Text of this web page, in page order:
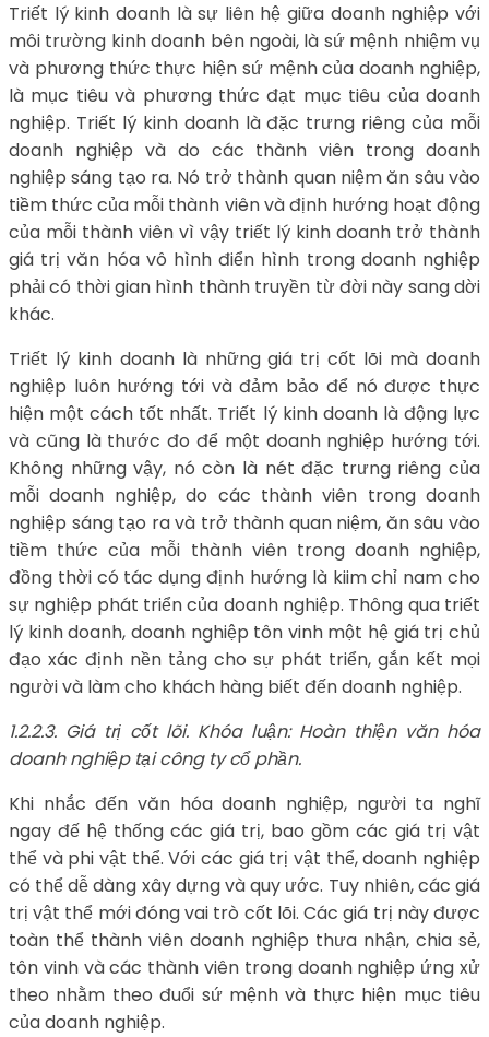
Triết lý kinh doanh là sự liên hệ giữa doanh nghiệp với
môi trường kinh doanh bên ngoài, là sứ mệnh nhiệm vụ
và phương thức thực hiện sứ mệnh của doanh nghiệp,
là mục tiêu và phương thức đạt mục tiêu của doanh
nghiệp. Triết lý kinh doanh là đặc trưng riêng của mỗi
doanh nghiệp và do các thành viên trong doanh
nghiệp sáng tạo ra. Nó trở thành quan niệm ăn sâu vào
tiềm thức của mỗi thành viên và định hướng hoạt động
của mỗi thành viên vì vậy triết lý kinh doanh trở thành
giá trị văn hóa vô hình điển hình trong doanh nghiệp
phải có thời gian hình thành truyền từ đời này sang dời
khác.
Triết lý kinh doanh là những giá trị cốt lõi mà doanh
nghiệp luôn hướng tới và đảm bảo để nó được thực
hiện một cách tốt nhất. Triết lý kinh doanh là động lực
và cũng là thước đo để một doanh nghiệp hướng tới.
Không những vậy, nó còn là nét đặc trưng riêng của
mỗi doanh nghiệp, do các thành viên trong doanh
nghiệp sáng tạo ra và trở thành quan niệm, ăn sâu vào
tiềm thức của mỗi thành viên trong doanh nghiệp,
đồng thời có tác dụng định hướng là kiim chỉ nam cho
sự nghiệp phát triển của doanh nghiệp. Thông qua triết
lý kinh doanh, doanh nghiệp tôn vinh một hệ giá trị chủ
đạo xác định nền tảng cho sự phát triển, gắn kết mọi
người và làm cho khách hàng biết đến doanh nghiệp.
1.2.2.3. Giá trị cốt lõi. Khóa luận: Hoàn thiện văn hóa
doanh nghiệp tại công ty cổ phần.
Khi nhắc đến văn hóa doanh nghiệp, người ta nghĩ
ngay đế hệ thống các giá trị, bao gồm các giá trị vật
thể và phi vật thể. Với các giá trị vật thể, doanh nghiệp
có thể dễ dàng xây dựng và quy ước. Tuy nhiên, các giá
trị vật thể mới đóng vai trò cốt lõi. Các giá trị này được
toàn thể thành viên doanh nghiệp thưa nhận, chia sẻ,
tôn vinh và các thành viên trong doanh nghiệp ứng xử
theo nhằm theo đuổi sứ mệnh và thực hiện mục tiêu
của doanh nghiệp.